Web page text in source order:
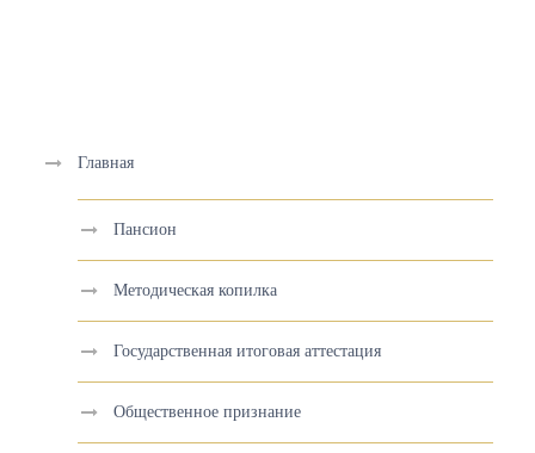
Главная
Пансион
Методическая копилка
Государственная итоговая аттестация
Общественное признание